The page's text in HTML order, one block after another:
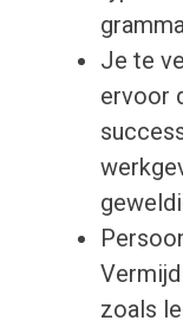
Je te
ervoor
zoals